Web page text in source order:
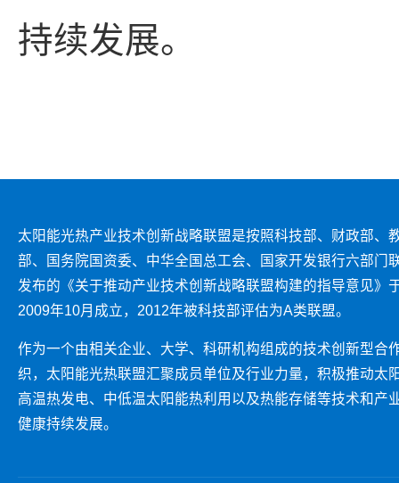
持续发展。
太阳能光热产业技术创新战略联盟是按照科技部、财政部、
部、国务院国资委、中华全国总工会、国家开发银行六部门
发布的《关于推动产业技术创新战略联盟构建的指导意见》
2009年10月成立，2012年被科技部评估为A类联盟。
作为一个由相关企业、大学、科研机构组成的技术创新型合
织，太阳能光热联盟汇聚成员单位及行业力量，积极推动太
高温热发电、中低温太阳能热利用以及热能存储等技术和产
健康持续发展。